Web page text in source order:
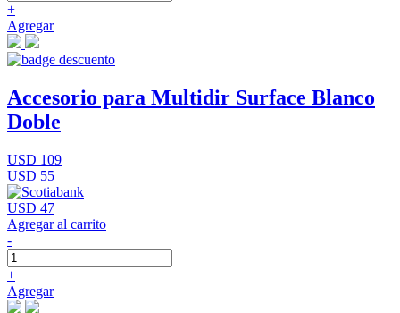
+
Agregar
Accesorio para Multidir Surface Blanco
Doble
USD 109
USD 55
USD 47
Agregar al carrito
-
+
Agregar